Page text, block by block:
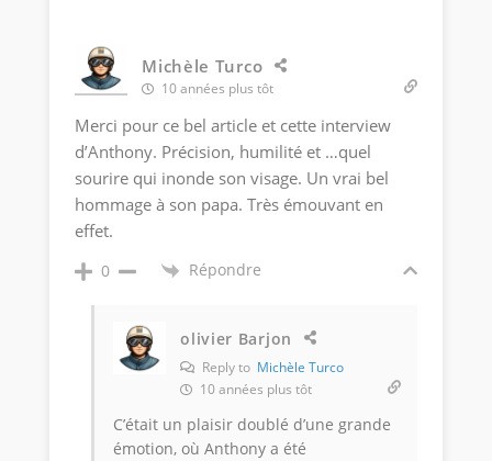
Michèle Turco
10 années plus tôt
Merci pour ce bel article et cette interview
d’Anthony. Précision, humilité et …quel
sourire qui inonde son visage. Un vrai bel
hommage à son papa. Très émouvant en
effet.
0 Répondre
olivier Barjon
Reply to Michèle Turco
10 années plus tôt
C’était un plaisir doublé d’une grande
émotion, où Anthony a été